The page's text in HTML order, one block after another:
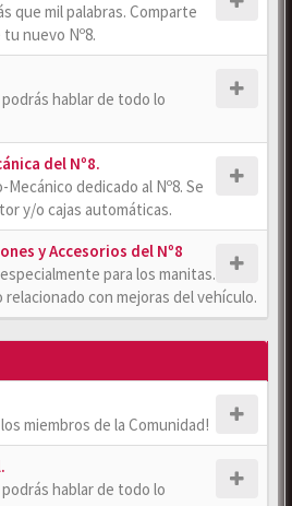
que mil palabras. Comparte
nuevo Nº8.
hablar de todo lo
del Nº8.
dedicado al Nº8. Se
y/o cajas automáticas.
y Accesorios del Nº8
para los manitas.
con mejoras del vehículo.
miembros de la Comunidad!
hablar de todo lo